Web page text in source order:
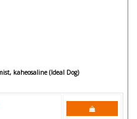
kaheosaline (Ideal Dog)